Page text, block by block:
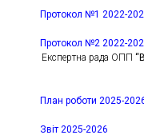
Протокол №1 2022-
Протокол №2 2022-
Експертна рада ОПП
План роботи 2025-
Звіт 2025-2026